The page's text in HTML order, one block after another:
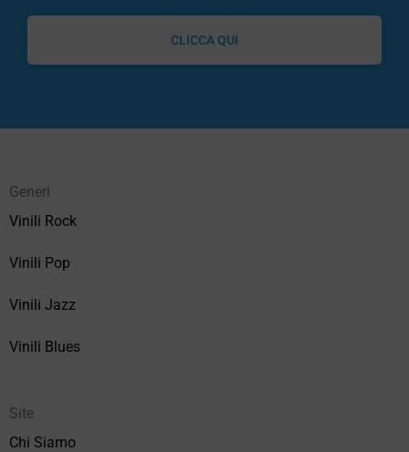
CLICCA QUI
Generi
Vinili Rock
Vinili Pop
Vinili Jazz
Vinili Blues
Site
Chi Siamo